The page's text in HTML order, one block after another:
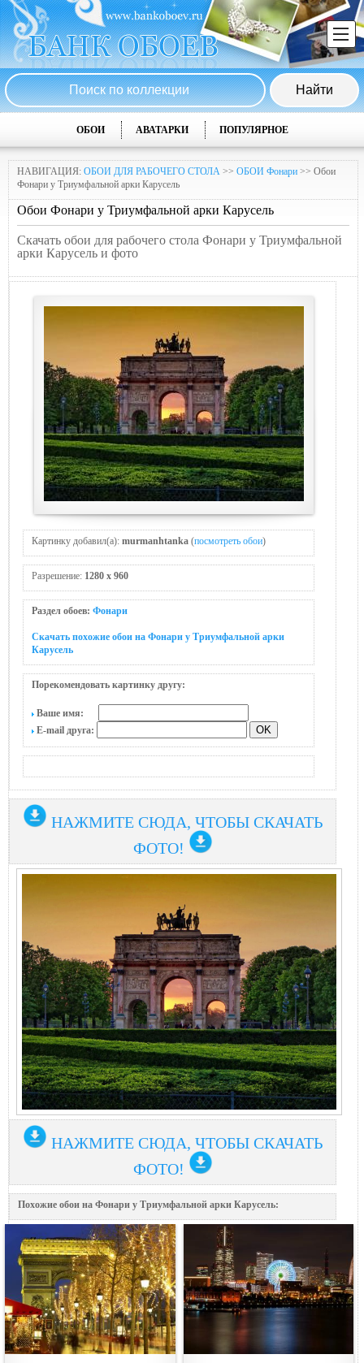
ОБОИ АВАТАРКИ ПОПУЛЯРНОЕ
НАВИГАЦИЯ: ОБОИ ДЛЯ РАБОЧЕГО СТОЛА >> ОБОИ Фонари >> Обои
Фонари у Триумфальной арки Карусель
Обои Фонари у Триумфальной арки Карусель
Скачать обои для рабочего стола Фонари у Триумфальной
арки Карусель и фото
Картинку добавил(а): murmanhtanka (посмотреть обои)
Разрешение: 1280 x 960
Раздел обоев: Фонари
Скачать похожие обои на Фонари у Триумфальной арки
Карусель
Порекомендовать картинку другу:
Ваше имя:
E-mail друга:
НАЖМИТЕ СЮДА, ЧТОБЫ СКАЧАТЬ
ФОТО!
НАЖМИТЕ СЮДА, ЧТОБЫ СКАЧАТЬ
ФОТО!
Похожие обои на Фонари у Триумфальной арки Карусель: